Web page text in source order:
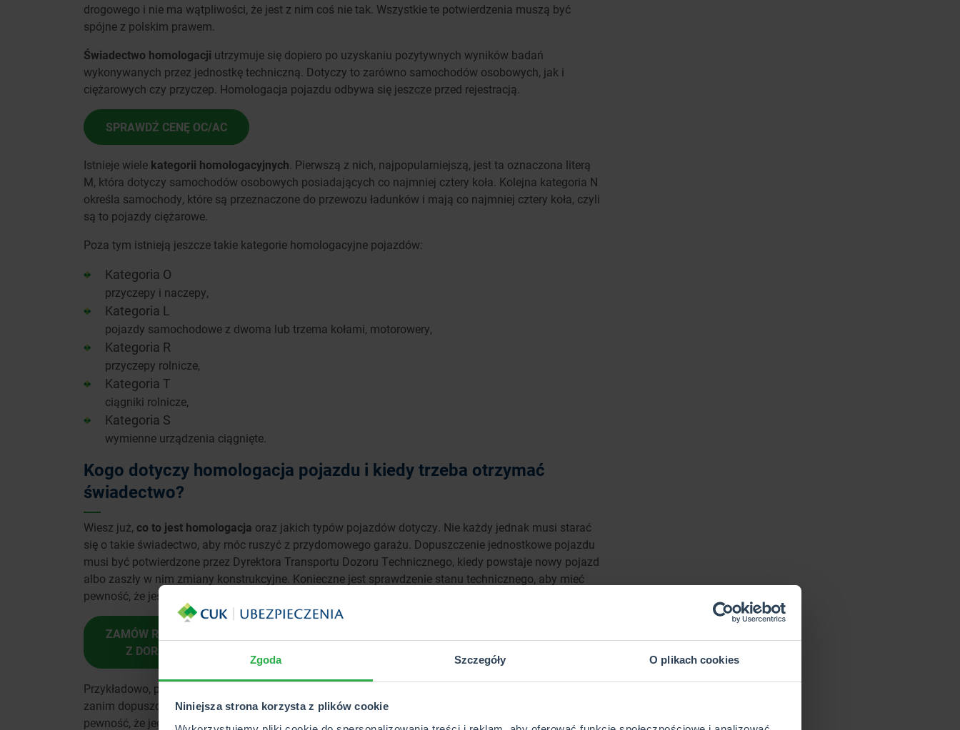
Zgoda Szczegóły O plikach cookies
Niniejsza strona korzysta z plików cookie
drogowego i nie ma wątpliwości, że jest z nim coś nie tak. Wszystkie te potwierdzenia muszą być
spójne z polskim prawem.
Świadectwo homologacji utrzymuje się dopiero po uzyskaniu pozytywnych wyników badań
wykonywanych przez jednostkę techniczną. Dotyczy to zarówno samochodów osobowych, jak i
ciężarowych czy przyczep. Homologacja pojazdu odbywa się jeszcze przed rejestracją.
SPRAWDŹ CENĘ OC/AC
Istnieje wiele kategorii homologacyjnych . Pierwszą z nich, najpopularniejszą, jest ta oznaczona literą
M, która dotyczy samochodów osobowych posiadających co najmniej cztery koła. Kolejna kategoria N
określa samochody, które są przeznaczone do przewozu ładunków i mają co najmniej cztery koła, czyli
są to pojazdy ciężarowe.
Poza tym istnieją jeszcze takie kategorie homologacyjne pojazdów:
Kategoria O
przyczepy i naczepy,
Kategoria L
pojazdy samochodowe z dwoma lub trzema kołami, motorowery,
Kategoria R
przyczepy rolnicze,
Kategoria T
ciągniki rolnicze,
Kategoria S
wymienne urządzenia ciągnięte.
Kogo dotyczy homologacja pojazdu i kiedy trzeba otrzymać
świadectwo?
Wiesz już, co to jest homologacja oraz jakich typów pojazdów dotyczy. Nie każdy jednak musi starać
się o takie świadectwo, aby móc ruszyć z przydomowego garażu. Dopuszczenie jednostkowe pojazdu
musi być potwierdzone przez Dyrektora Transportu Dozoru Technicznego, kiedy powstaje nowy pojazd
albo zaszły w nim zmiany konstrukcyjne. Konieczne jest sprawdzenie stanu technicznego, aby mieć
pewność, że jest on zgodny z określonymi normami.
ZAMÓW ROZMOWĘ
Z DORADCĄ
Przykładowo, producenci nowych aut osobowych, muszą posiadać
zanim dopuszczą go do sprzedaży w swoim salonie. W praktyce, kupując samochód z salonu, masz
pewność, że jego konstrukcja jest zgodna z wytycznymi technicznymi i pozwala na bezpieczne